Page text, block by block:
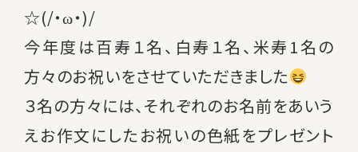
☆(/・ω・)/
今年度は百寿１名、白寿１名、米寿1名の
方々のお祝いをさせていただきました
３名の方々には、それぞれのお名前をあいう
えお作文にしたお祝いの色紙をプレゼント